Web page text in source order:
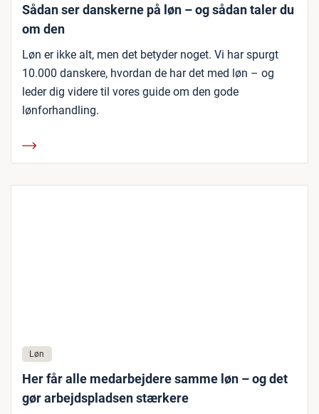
Sådan ser danskerne på løn – og sådan taler du
om den
Løn er ikke alt, men det betyder noget. Vi har spurgt
10.000 danskere, hvordan de har det med løn – og
leder dig videre til vores guide om den gode
lønforhandling.
Løn
Her får alle medarbejdere samme løn – og det
gør arbejdspladsen stærkere